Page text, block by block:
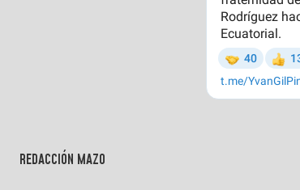
REDACCIÓN MAZO